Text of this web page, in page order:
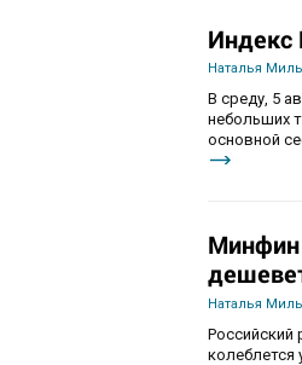
Индекс
Наталья
В среду, 5
небольших
основной
Минфин
Наталья
Российский
колеблется